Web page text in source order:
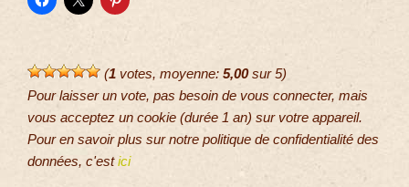
(1 votes, moyenne: 5,00sur 5)
Pour laisser un vote, pas besoin de vous connecter, mais
vous acceptez un cookie (durée 1 an) sur votre appareil.
Pour en savoir plus sur notre politique de confidentialité des
données, c'estici